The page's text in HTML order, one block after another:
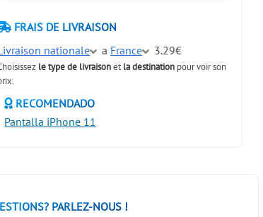
FRAIS DE LIVRAISON
nationale
a France 3.29€
le type de livraisonetla destination pour voir son
RECOMENDADO
Pantalla iPhone 11
PARLEZ-NOUS !